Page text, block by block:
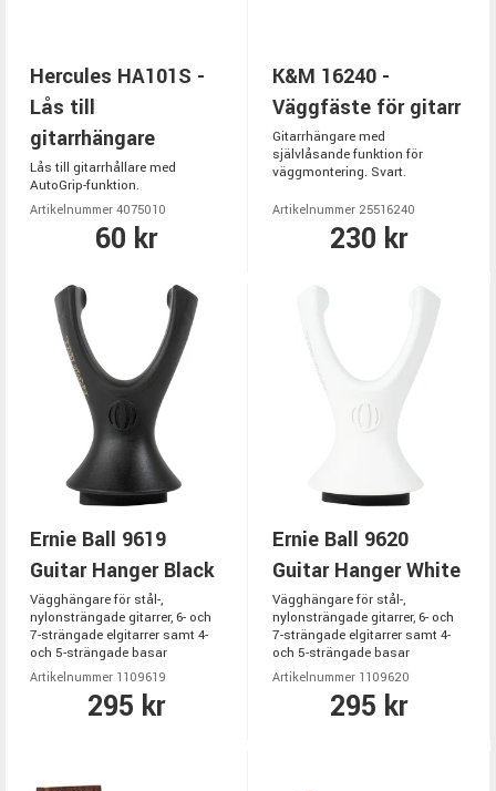
Hercules HA101S -
Lås till
gitarrhängare
Lås till gitarrhållare med
AutoGrip-funktion.
Artikelnummer 4075010
60 kr
K&M 16240 -
Väggfäste för gitarr
Gitarrhängare med
självlåsande funktion för
väggmontering. Svart.
Artikelnummer 25516240
230 kr
Ernie Ball 9619
Guitar Hanger Black
Vägghängare för stål-,
nylonsträngade gitarrer, 6- och
7-strängade elgitarrer samt 4-
och 5-strängade basar
Artikelnummer 1109619
295 kr
Ernie Ball 9620
Guitar Hanger White
Vägghängare för stål-,
nylonsträngade gitarrer, 6- och
7-strängade elgitarrer samt 4-
och 5-strängade basar
Artikelnummer 1109620
295 kr